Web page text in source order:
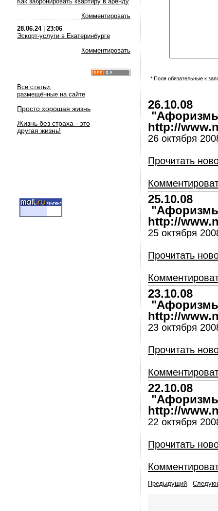
Комментировать
28.06.24| 23:06
Эскорт-услуги в Екатеринбурге
Комментировать
Все статьи,
размещённые на сайте
Просто хорошая жизнь
Жизнь без страха - это
другая жизнь!
* Поля обязательные к
26.10.08
"Афоризмы
http://
26 октября
Прочитать
25.10.08
"Афоризмы
http://
25 октября
Прочитать
23.10.08
"Афоризмы
http://
23 октября
Прочитать
22.10.08
"Афоризмы
http://
22 октября
Прочитать
Предыдущий